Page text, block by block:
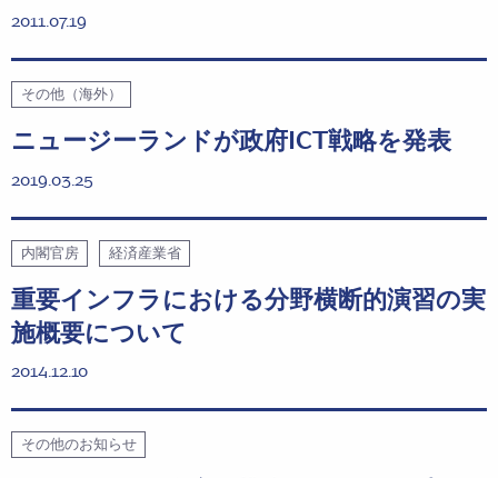
2011.07.19
その他（海外）
ニュージーランドが政府ICT戦略を発表
2019.03.25
内閣官房 経済産業省
重要インフラにおける分野横断的演習の実
施概要について
2014.12.10
その他のお知らせ